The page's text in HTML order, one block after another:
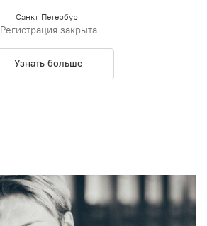
Санкт-Петербург
Регистрация закрыта
Узнать больше